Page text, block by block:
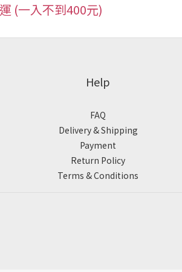
(一入不到400元)
Help
FAQ
Delivery & Shipping
Payment
Return Policy
Terms & Conditions